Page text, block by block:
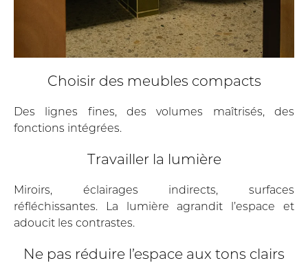
Choisir des meubles compacts
Des lignes fines, des volumes maîtrisés, des
fonctions intégrées.
Travailler la lumière
Miroirs, éclairages indirects, surfaces
réfléchissantes. La lumière agrandit l’espace et
adoucit les contrastes.
Ne pas réduire l’espace aux tons clairs